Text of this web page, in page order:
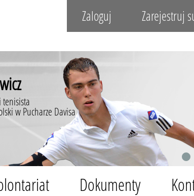
Zaloguj Zarejestruj
tenisista
w Pucharze Davisa
1
Dokumenty